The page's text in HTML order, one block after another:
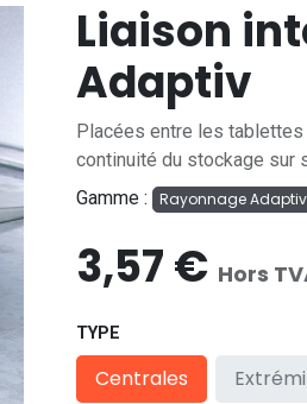
Liaison
Adaptiv
Placées entre les
continuité du stockage sur
Gamme :
Rayonnage Adaptiv
3,57€ Hors
TYPE
Centrales